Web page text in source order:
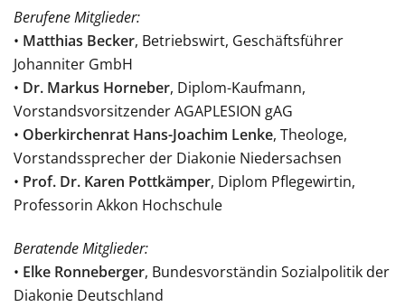
Berufene Mitglieder:
• Matthias Becker, Betriebswirt, Geschäftsführer
Johanniter GmbH
• Dr. Markus Horneber, Diplom-Kaufmann,
Vorstandsvorsitzender AGAPLESION gAG
• Oberkirchenrat Hans-Joachim Lenke, Theologe,
Vorstandssprecher der Diakonie Niedersachsen
• Prof. Dr. Karen Pottkämper, Diplom Pflegewirtin,
Professorin Akkon Hochschule
Beratende Mitglieder:
• Elke Ronneberger, Bundesvorständin Sozialpolitik der
Diakonie Deutschland